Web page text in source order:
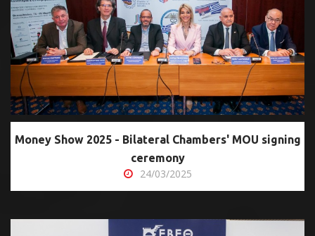
Money Show 2025 - Bilateral Chambers' MOU signing
ceremony
24/03/2025